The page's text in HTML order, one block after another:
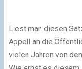
Liest man diesen
Appell an die
vielen Jahren von